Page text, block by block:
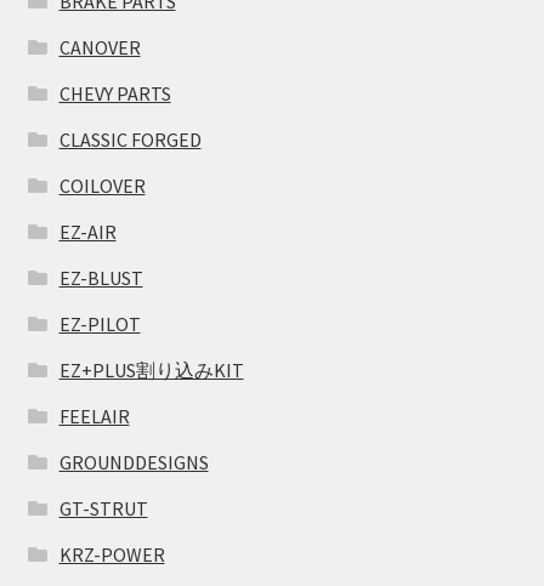
CANOVER
CHEVY PARTS
CLASSIC FORGED
COILOVER
EZ-AIR
EZ-BLUST
EZ-PILOT
EZ+PLUS割り込みKIT
FEELAIR
GROUNDDESIGNS
GT-STRUT
KRZ-POWER